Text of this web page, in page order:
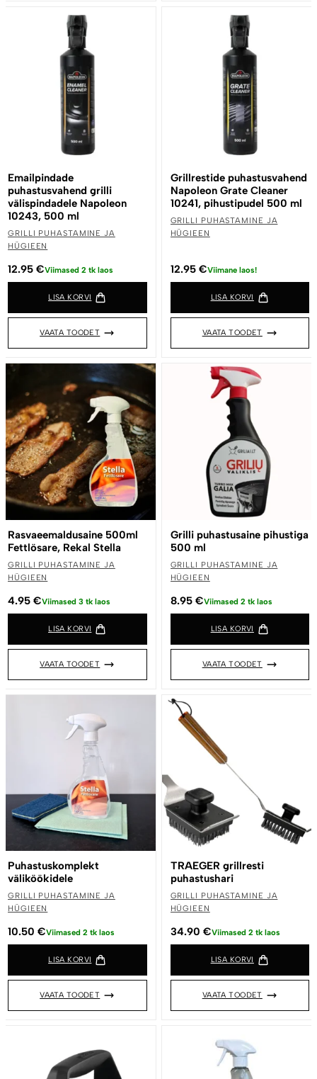
Emailpindade
puhastusvahend grilli
välispindadele Napoleon
10243, 500 ml
GRILLI PUHASTAMINE JA
HÜGIEEN
12.95 €Viimased 2 tk laos
LISA KORVI
VAATA TOODET
Grillrestide puhastusvahend
Napoleon Grate Cleaner
10241, pihustipudel 500 ml
GRILLI PUHASTAMINE JA
HÜGIEEN
12.95 €Viimane laos!
LISA KORVI
VAATA TOODET
Rasvaeemaldusaine 500ml
Fettlösare, Rekal Stella
GRILLI PUHASTAMINE JA
HÜGIEEN
4.95 €Viimased 3 tk laos
LISA KORVI
VAATA TOODET
Grilli puhastusaine pihustiga
500 ml
GRILLI PUHASTAMINE JA
HÜGIEEN
8.95 €Viimased 2 tk laos
LISA KORVI
VAATA TOODET
Puhastuskomplekt
väliköökidele
GRILLI PUHASTAMINE JA
HÜGIEEN
10.50 €Viimased 2 tk laos
LISA KORVI
VAATA TOODET
TRAEGER grillresti
puhastushari
GRILLI PUHASTAMINE JA
HÜGIEEN
34.90 €Viimased 2 tk laos
LISA KORVI
VAATA TOODET